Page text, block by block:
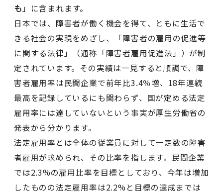
も 」に含まれます。
日本では、障害者が働く機会を得て、ともに生活で
きる社会の実現をめざし、「障害者の雇用の促進等
に関する法律」（通称「障害者雇用促進法」）が制
定されています。その実績は一見すると順調で、障
害者雇用率は民間企業で前年比3.4％増、18年連続
最高を記録しているにも関わらず、国が定める法定
雇用率には達していないという事実が厚生労働省の
発表から分かります。
法定雇用率とは全体の従業員に対して一定数の障害
者雇用が求められ、その比率を指します。民間企業
では2.3%の雇用比率を目標としており、今年は増加
したものの法定雇用率は2.2%と目標の達成までは